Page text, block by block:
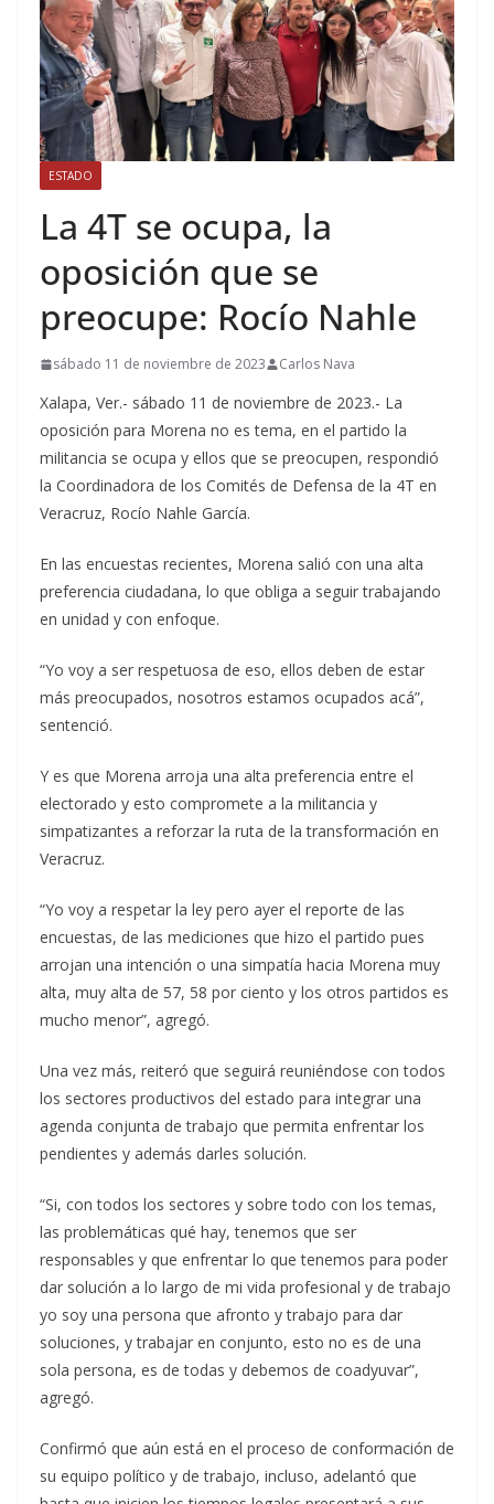
ESTADO
La 4T se ocupa, la
oposición que se
preocupe: Rocío Nahle
sábado 11 de noviembre de 2023 Carlos Nava
Xalapa, Ver.- sábado 11 de noviembre de 2023.- La
oposición para Morena no es tema, en el partido la
militancia se ocupa y ellos que se preocupen, respondió
la Coordinadora de los Comités de Defensa de la 4T en
Veracruz, Rocío Nahle García.
En las encuestas recientes, Morena salió con una alta
preferencia ciudadana, lo que obliga a seguir trabajando
en unidad y con enfoque.
“Yo voy a ser respetuosa de eso, ellos deben de estar
más preocupados, nosotros estamos ocupados acá”,
sentenció.
Y es que Morena arroja una alta preferencia entre el
electorado y esto compromete a la militancia y
simpatizantes a reforzar la ruta de la transformación en
Veracruz.
“Yo voy a respetar la ley pero ayer el reporte de las
encuestas, de las mediciones que hizo el partido pues
arrojan una intención o una simpatía hacia Morena muy
alta, muy alta de 57, 58 por ciento y los otros partidos es
mucho menor”, agregó.
Una vez más, reiteró que seguirá reuniéndose con todos
los sectores productivos del estado para integrar una
agenda conjunta de trabajo que permita enfrentar los
pendientes y además darles solución.
“Si, con todos los sectores y sobre todo con los temas,
las problemáticas qué hay, tenemos que ser
responsables y que enfrentar lo que tenemos para poder
dar solución a lo largo de mi vida profesional y de trabajo
yo soy una persona que afronto y trabajo para dar
soluciones, y trabajar en conjunto, esto no es de una
sola persona, es de todas y debemos de coadyuvar”,
agregó.
Confirmó que aún está en el proceso de conformación de
su equipo político y de trabajo, incluso, adelantó que